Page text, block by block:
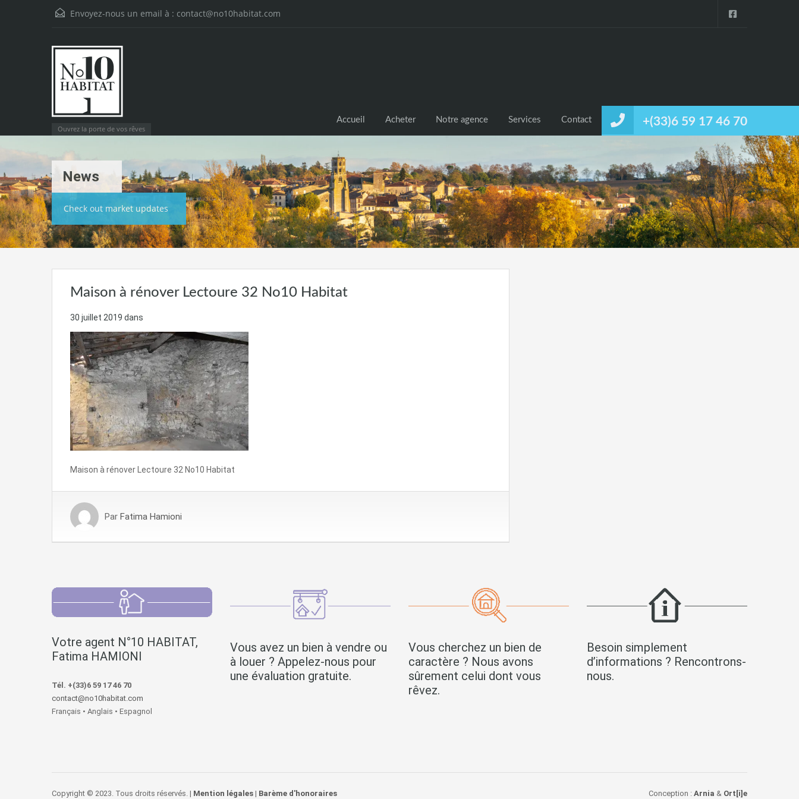
Envoyez-nous un email à : contact@no10habitat.com
Ouvrez la porte de vos rêves
+(33)6 59 17 46 70
Accueil Acheter Notre agence Services Contact
News
Check out market updates
Maison à rénover Lectoure 32 No10 Habitat
30 juillet 2019 dans
Maison à rénover Lectoure 32 No10 Habitat
Par Fatima Hamioni
Votre agent N°10 HABITAT,
Fatima HAMIONI
Tél. +(33)6 59 17 46 70
contact@no10habitat.com
Français • Anglais • Espagnol
Vous avez un bien à vendre ou
à louer ? Appelez-nous pour
une évaluation gratuite.
Vous cherchez un bien de
caractère ? Nous avons
sûrement celui dont vous
rêvez.
Besoin simplement
d’informations ? Rencontrons-
nous.
Copyright © 2023. Tous droits réservés. | Mention légales | Barème d'honoraires Conception : Arnia & Ort[i]e